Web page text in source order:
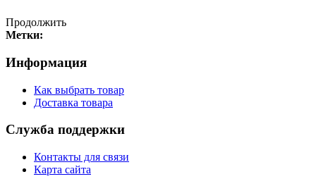
Продолжить
Метки:
Информация
Как выбрать товар
Доставка товара
Служба поддержки
Контакты для связи
Карта сайта